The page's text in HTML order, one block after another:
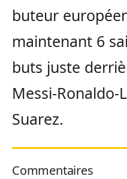
buteur
maintenant 6
buts juste
Messi-Ronaldo-
Suarez.
Commentaires